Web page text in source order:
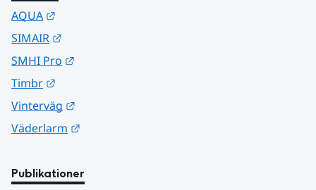
AQUA
SIMAIR
SMHI Pro
Timbr
Vinterväg
Väderlarm
Publikationer